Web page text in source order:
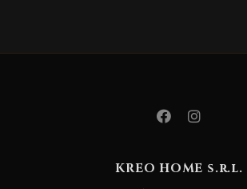
KREO HOME s.r.l.